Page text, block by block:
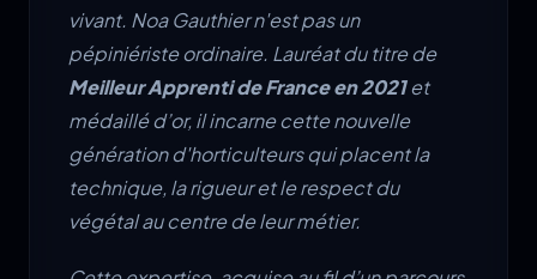
vivant. Noa Gauthier n'est pas un
pépiniériste ordinaire. Lauréat du titre de
Meilleur Apprenti de France en 2021et
médaillé d’or, il incarne cette nouvelle
génération d'horticulteurs qui placent la
technique, la rigueur et le respect du
végétal au centre de leur métier.